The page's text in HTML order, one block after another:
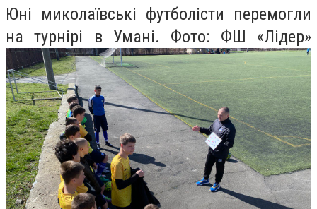
Юні миколаївські футболісти перемогли
на турнірі в Умані. Фото: ФШ «Лідер»